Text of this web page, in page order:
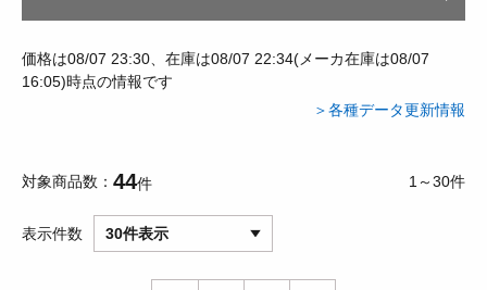
価格は08/07 23:30、在庫は08/07 22:34(メーカ在庫は08/07
16:05)時点の情報です
＞各種データ更新情報
対象商品数 44件 1～30件
表示件数 30件表示